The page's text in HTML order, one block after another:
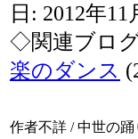
日: 2012年11
◇関連ブロ
楽のダンス
作者不詳 / 中世の